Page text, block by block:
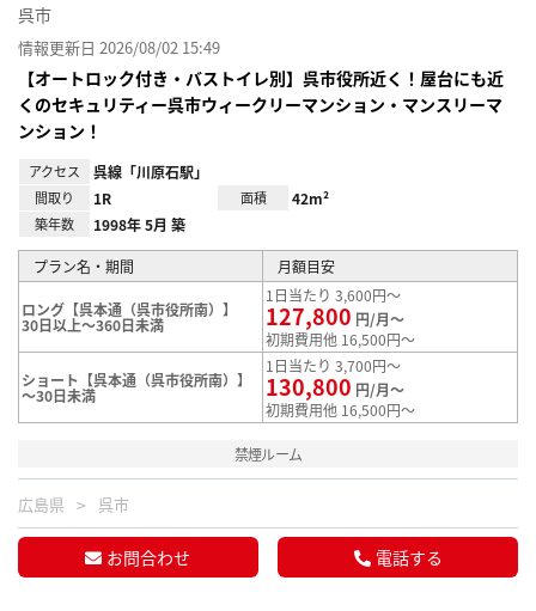
呉市
情報更新日 2026/08/02 15:49
【オートロック付き・バストイレ別】呉市役所近く！屋台にも近
くのセキュリティー呉市ウィークリーマンション・マンスリーマ
ンション！
アクセス 呉線「川原石駅」
間取り 1R 面積 42m²
築年数 1998年 5月 築
プラン名・期間 月額目安
ロング【呉本通（呉市役所南）】
30日以上～360日未満
1日当たり 3,600円～
127,800 円/月～
初期費用他 16,500円～
ショート【呉本通（呉市役所南）】
～30日未満
1日当たり 3,700円～
130,800 円/月～
初期費用他 16,500円～
禁煙ルーム
広島県 呉市
お問合わせ 電話する